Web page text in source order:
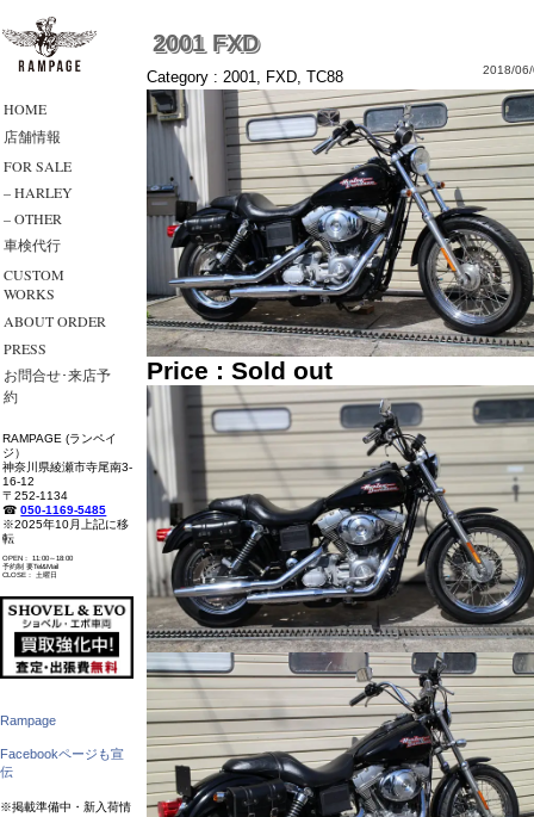
HOME
店舗情報
FOR SALE
– HARLEY
– OTHER
車検代行
CUSTOM
WORKS
ABOUT ORDER
PRESS
お問合せ･来店予
約
RAMPAGE (ランペイ
ジ）
神奈川県綾瀬市寺尾南3-
16-12
〒252-1134
☎050-1169-5485
※2025年10月上記に移
転
OPEN： 11:00～18:00
予約制 要Tel&Mail
CLOSE： 土曜日
Rampage
Facebookページも宣
伝
※掲載準備中・新入荷情
2001 FXD
Category : 2001, FXD, TC88 2018/
Price : Sold out